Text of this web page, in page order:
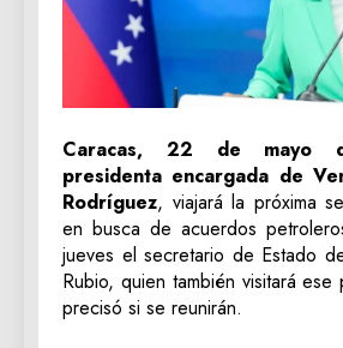
Caracas, 22 de mayo
presidenta encargada de
Rodríguez, viajará la próxima
en busca de acuerdos
jueves el secretario de Estado
Rubio, quien también visitará
precisó si se reunirán.